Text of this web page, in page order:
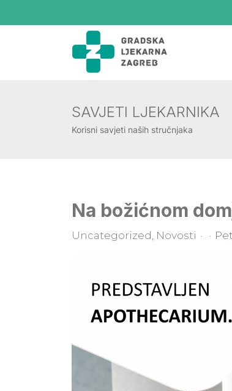
SAVJETI LJEKARNIKA
Korisni savjeti naših stručnjaka
Na božićnom
Uncategorized Novosti